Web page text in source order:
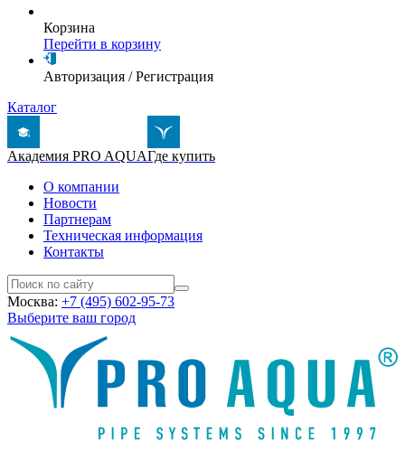
Корзина
Перейти в корзину
Авторизация /Регистрация
Каталог
Академия PRO AQUAГде купить
О компании
Новости
Партнерам
Техническая информация
Контакты
Москва: +7 (495) 602-95-73
Выберите ваш город